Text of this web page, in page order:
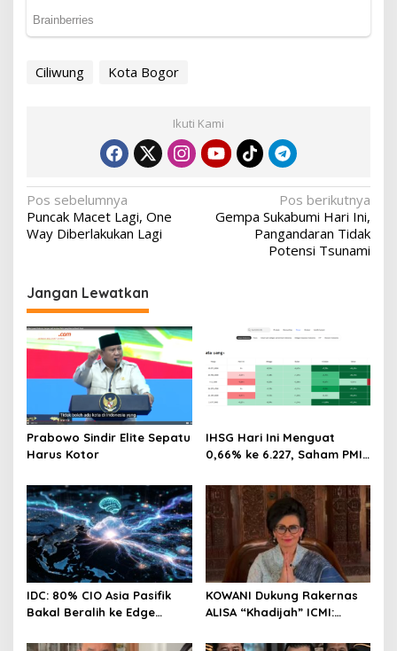
Ciliwung Kota Bogor
Ikuti Kami
Navigasi
pos
Pos sebelumnya
Puncak Macet Lagi, One
Way Diberlakukan Lagi
Pos berikutnya
Gempa Sukabumi Hari Ini,
Pangandaran Tidak
Potensi Tsunami
Jangan Lewatkan
Prabowo Sindir Elite Sepatu
Harus Kotor
IHSG Hari Ini Menguat
0,66% ke 6.227, Saham PMII,
28%! Ini Daftar Saham
Paling Cuan & Volume
Tertinggi 31 Juli 2026
IDC: 80% CIO Asia Pasifik
Bakal Beralih ke Edge
pada 2027
KOWANI Dukung Rakernas
ALISA “Khadijah” ICMI:
Menuju Indonesia Emas